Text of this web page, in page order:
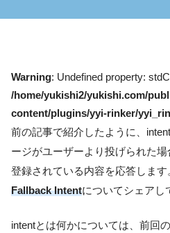
Warning: Undefined property:
/home/yukishi2/yukishi.com/
content/plugins/yyi-rinker/
前の記事で紹介したように、
ージがユーザーより投げられた
登録されている内容を応答しま
Fallback Intentについてシェアし
intentとは何かについては、前回